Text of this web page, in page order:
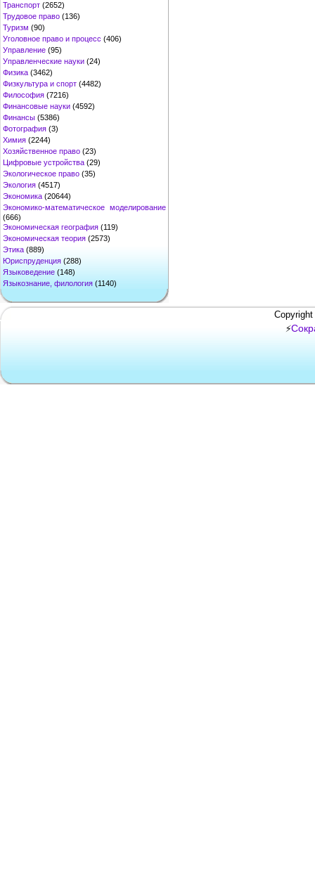
Транспорт (2652)
Трудовое право (136)
Туризм (90)
Уголовное право и процесс (406)
Управление (95)
Управленческие науки (24)
Физика (3462)
Физкультура и спорт (4482)
Философия (7216)
Финансовые науки (4592)
Финансы (5386)
Фотография (3)
Химия (2244)
Хозяйственное право (23)
Цифровые устройства (29)
Экологическое право (35)
Экология (4517)
Экономика (20644)
Экономико-математическое моделирование
(666)
Экономическая география (119)
Экономическая теория (2573)
Этика (889)
Юриспруденция (288)
Языковедение (148)
Языкознание, филология (1140)
⚡